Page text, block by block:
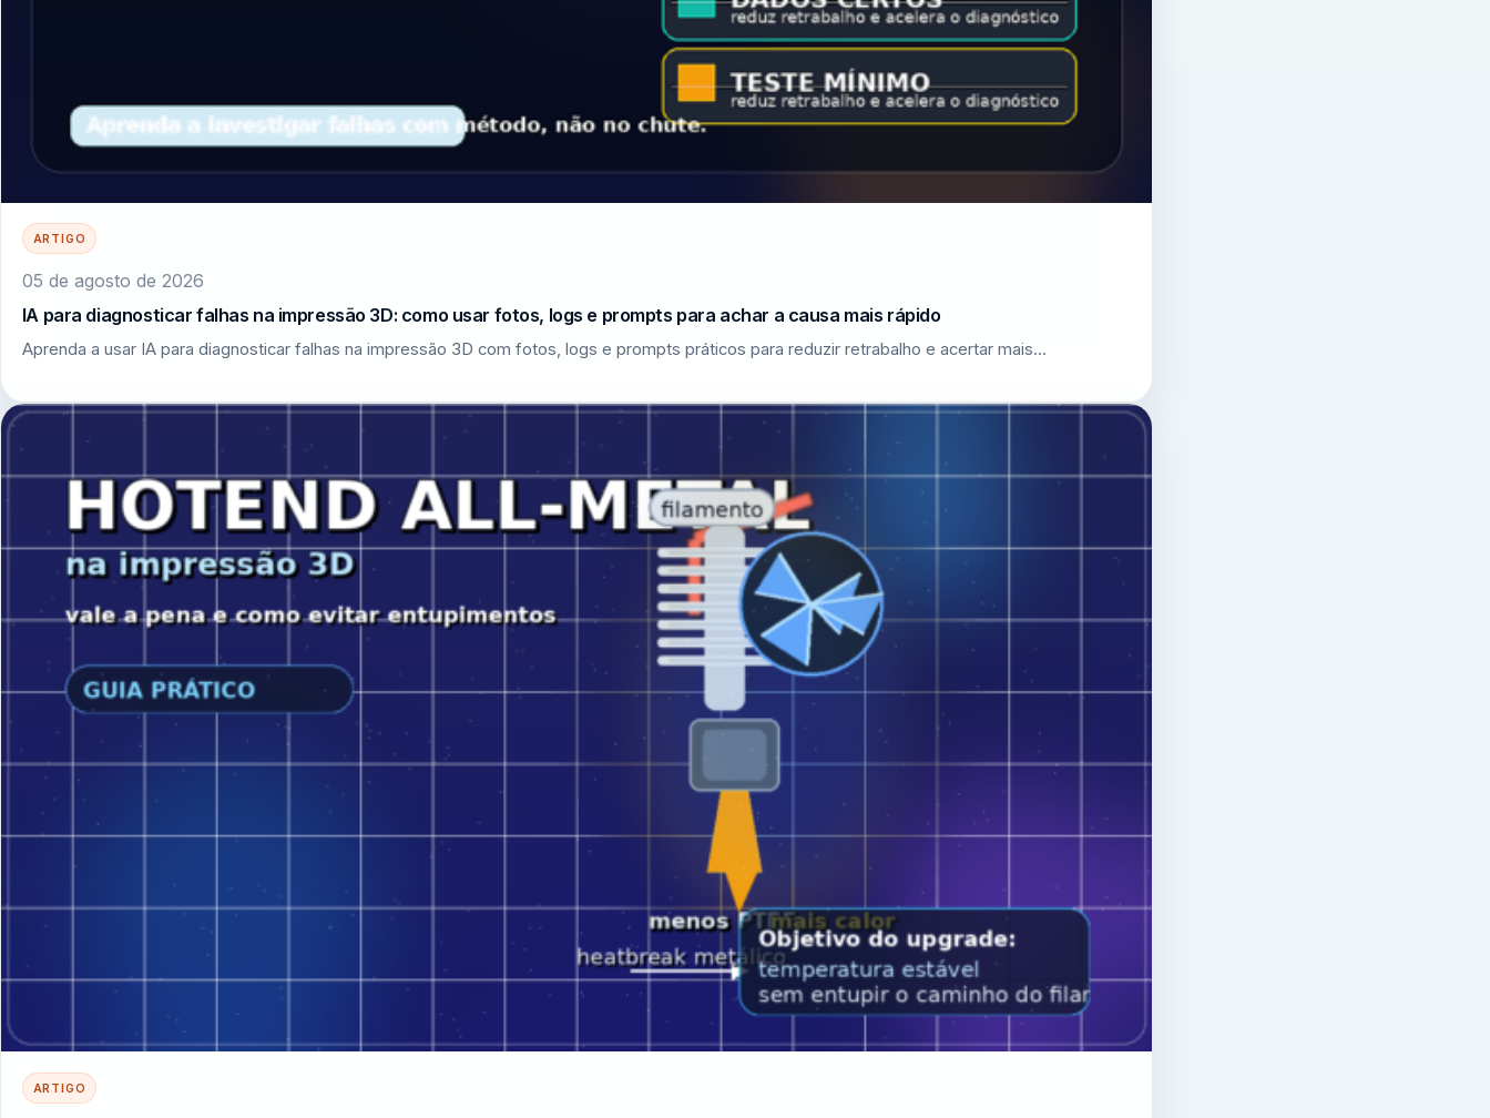
ARTIGO
05 de agosto de 2026
IA para diagnosticar falhas na impressão 3D: como usar fotos, logs e prompts para achar a causa mais rápido
Aprenda a usar IA para diagnosticar falhas na impressão 3D com fotos, logs e prompts práticos para reduzir retrabalho e acertar mais…
ARTIGO